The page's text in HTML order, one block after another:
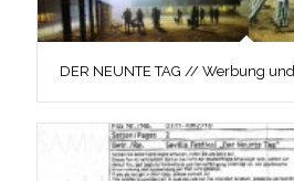
DER NEUNTE TAG // Werbung